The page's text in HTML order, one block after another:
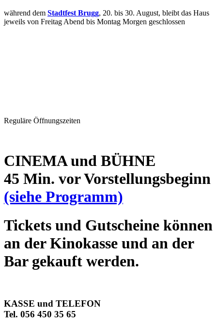
während dem Stadtfest Brugg, 20. bis 30. August, bleibt das Haus
jeweils von Freitag Abend bis Montag Morgen geschlossen
Reguläre Öffnungszeiten
CINEMA und BÜHNE
45 Min. vor Vorstellungsbeginn
(siehe Programm)
Tickets und Gutscheine können
an der Kinokasse und an der
Bar gekauft werden.
KASSE und TELEFON
Tel. 056 450 35 65